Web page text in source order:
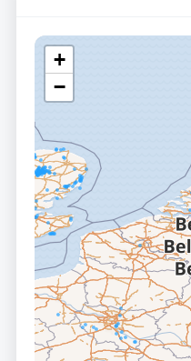
+
−